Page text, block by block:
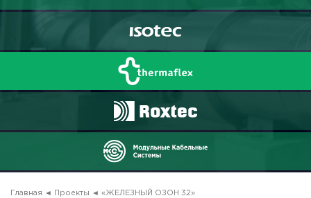
Главная ◄ Проекты ◄ «ЖЕЛЕЗНЫЙ ОЗОН 32»